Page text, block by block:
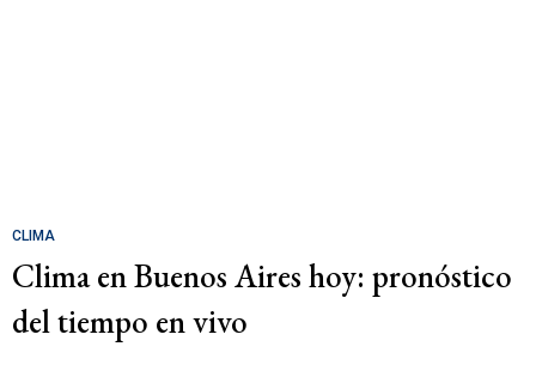
CLIMA
Clima en Buenos Aires hoy: pronóstico
del tiempo en vivo